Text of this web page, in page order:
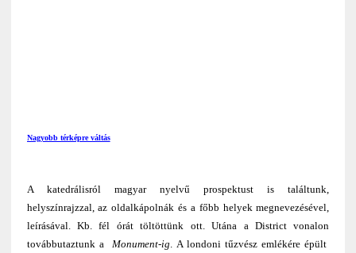
Nagyobb térképre váltás
A katedrálisról magyar nyelvű prospektust is találtunk,
helyszínrajzzal, az oldalkápolnák és a főbb helyek megnevezésével,
leírásával. Kb. fél órát töltöttünk ott. Utána a District vonalon
továbbutaztunk a Monument-ig . A londoni tűzvész emlékére épült